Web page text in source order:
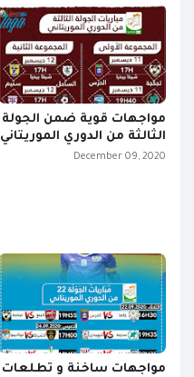
مواجهات قوية ضمن الجولة
الثالثة من الدوري الموريتاني
December 09, 2020
مواجهات ساخنة و تطلعات